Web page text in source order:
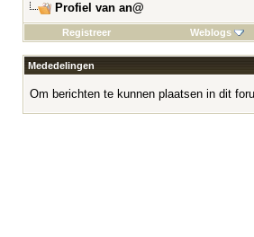
Profiel van an@
Registreer Weblogs
Mededelingen
Om berichten te kunnen plaatsen in dit